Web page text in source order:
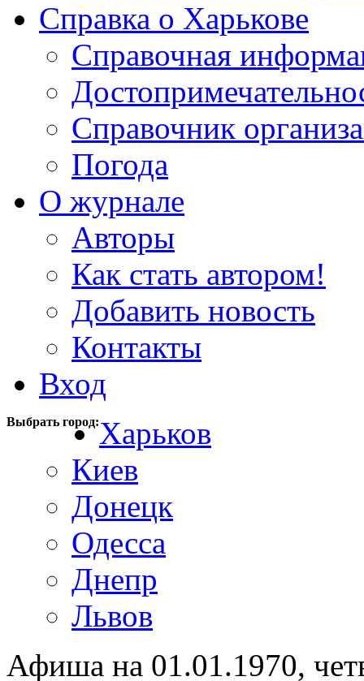
Справка о Харькове
Справочная
Справочник
Погода
О журнале
Авторы
Как стать автором!
Добавить новость
Контакты
Вход
Выбрать город:Харьков
Киев
Донецк
Одесса
Днепр
Львов
Афиша на 01.01.1970,